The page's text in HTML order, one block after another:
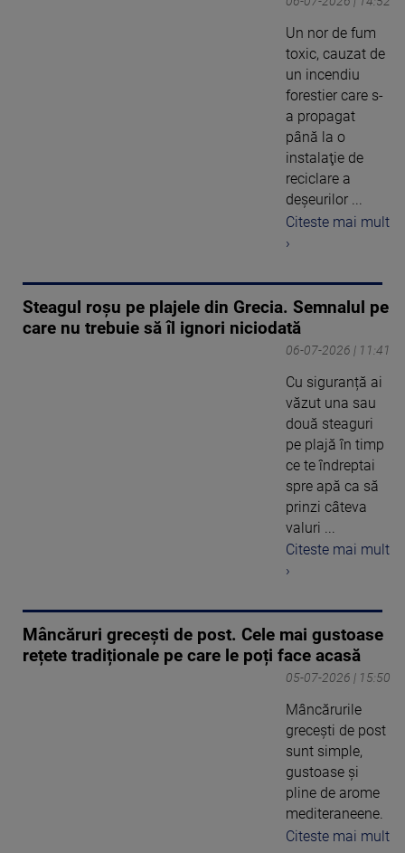
Un nor de fum
toxic, cauzat de
un incendiu
forestier care s-
a propagat
până la o
instalaţie de
reciclare a
deşeurilor ...
Citeste mai mult
›
Steagul roșu pe plajele din Grecia. Semnalul pe
care nu trebuie să îl ignori niciodată
06-07-2026 | 11:41
Cu siguranță ai
văzut una sau
două steaguri
pe plajă în timp
ce te îndreptai
spre apă ca să
prinzi câteva
valuri ...
Citeste mai mult
›
Mâncăruri grecești de post. Cele mai gustoase
rețete tradiționale pe care le poți face acasă
05-07-2026 | 15:50
Mâncărurile
grecești de post
sunt simple,
gustoase și
pline de arome
mediteraneene.
Citeste mai mult